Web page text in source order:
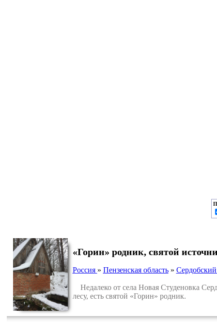
«Горин» родник, святой
Россия » Пензенская область»
Недалеко от села Новая Студеновка
лесу, есть святой «Горин» родник.